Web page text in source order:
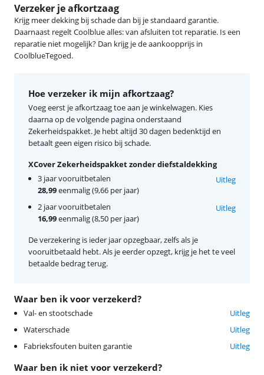
Verzeker je afkortzaag
Krijg meer dekking bij schade dan bij je standaard garantie.
Daarnaast regelt Coolblue alles: van afsluiten tot reparatie. Is een
reparatie niet mogelijk? Dan krijg je de aankoopprijs in
CoolblueTegoed.
Waar ben ik voor verzekerd?
Val- en stootschade
Uitleg
Waterschade
Uitleg
Fabrieksfouten buiten garantie
Uitleg
Waar ben ik niet voor verzekerd?
Hoe verzeker ik mijn afkortzaag?
Voeg eerst je afkortzaag toe aan je winkelwagen. Kies
daarna op de volgende pagina onderstaand
Zekerheidspakket. Je hebt altijd 30 dagen bedenktijd en
betaalt geen eigen risico bij schade.
XCover Zekerheidspakket zonder diefstaldekking
3 jaar vooruitbetalen
28,99eenmalig (9,66 per jaar)
Uitleg
2 jaar vooruitbetalen
16,99eenmalig (8,50 per jaar)
Uitleg
De verzekering is ieder jaar opzegbaar, zelfs als je
vooruitbetaald hebt. Als je eerder opzegt, krijg je het te veel
betaalde bedrag terug.